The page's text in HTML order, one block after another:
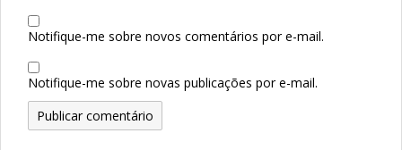
Notifique-me sobre novos comentários por e-mail.
Notifique-me sobre novas publicações por e-mail.